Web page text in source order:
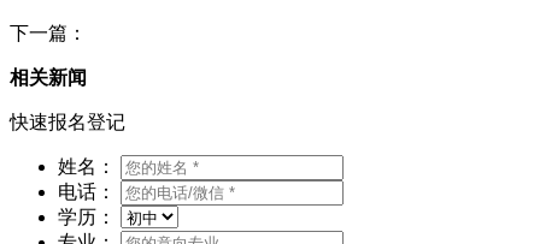
下一篇：
相关新闻
快速报名登记
姓名：
电话：
学历：